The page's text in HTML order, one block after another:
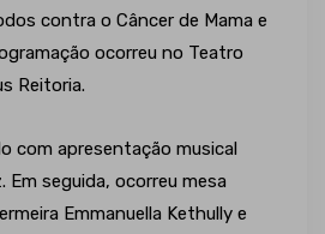
contra o Câncer de Mama e
ocorreu no Teatro
Reitoria.
com apresentação musical
Em seguida, ocorreu mesa
Emmanuella Kethully e